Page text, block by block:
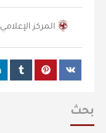
المركز الإعلامي
بحث